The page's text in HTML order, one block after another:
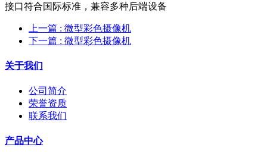
接口符合国际标准，兼容多种后端设备
上一篇 : 微型彩色摄像机
下一篇 : 微型彩色摄像机
关于我们
公司简介
荣誉资质
联系我们
产品中心